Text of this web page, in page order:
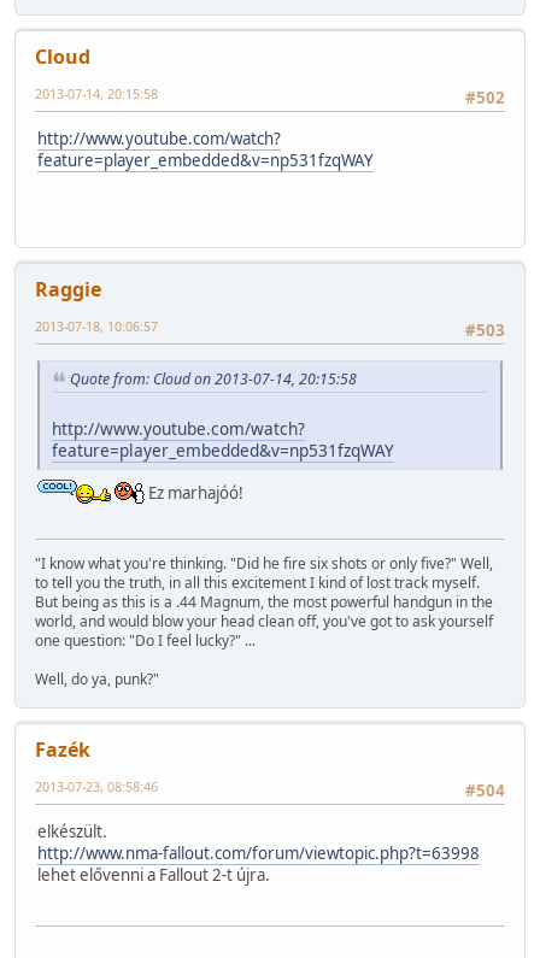
Cloud
#502
2013-07-14, 20:15:58
http://www.youtube.com/watch?
feature=player_embedded&v=np531fzqWAY
Raggie
#503
2013-07-18, 10:06:57
Quote from: Cloud on 2013-07-14, 20:15:58
http://www.youtube.com/watch?
feature=player_embedded&v=np531fzqWAY
Ez marhajóó!
"I know what you're thinking. "Did he fire six shots or only five?" Well,
to tell you the truth, in all this excitement I kind of lost track myself.
But being as this is a .44 Magnum, the most powerful handgun in the
world, and would blow your head clean off, you've got to ask yourself
one question: "Do I feel lucky?" ...
Well, do ya, punk?"
Fazék
#504
2013-07-23, 08:58:46
elkészült.
http://www.nma-fallout.com/forum/viewtopic.php?t=63998
lehet elővenni a Fallout 2-t újra.